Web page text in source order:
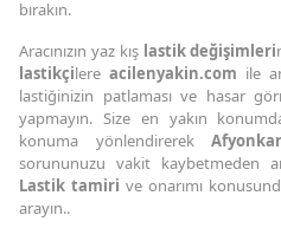
bırakın.
Aracınızın yaz kış lastik değişimleri
lastikçilere acilenyakin.com ile
lastiğinizin patlaması ve hasar
yapmayın. Size en yakın
konuma yönlendirerek
sorununuzu vakit kaybetmeden
Lastik tamiri ve onarımı
arayın..